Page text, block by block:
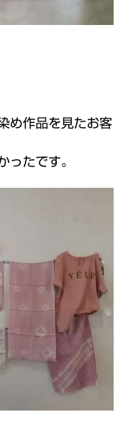
め作品を見たお客
ったです。